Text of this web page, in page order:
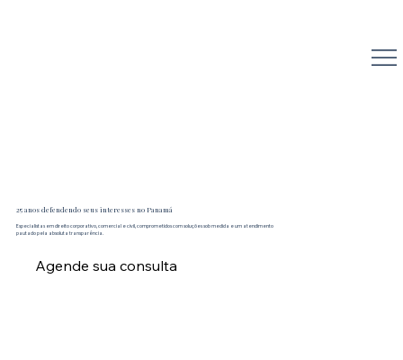
25 anos defendendo seus interesses no Panamá
Especialistas em direito corporativo, comercial e civil, comprometidos com soluções sob medida e um atendimento
pautado pela absoluta transparência.
Agende sua consulta